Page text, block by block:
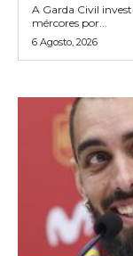
A Garda Civil
mércores por...
6 Agosto, 2026